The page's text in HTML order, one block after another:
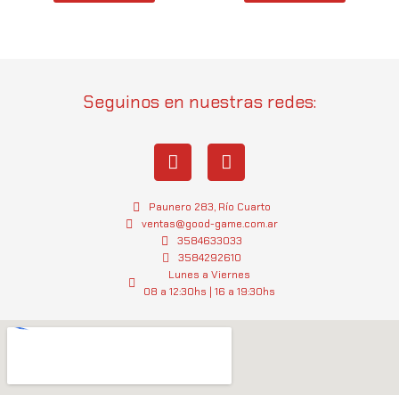
Seguinos en nuestras redes:
I
n
t
a
g
r
a
m
W
h
t
s
a
p
p
Paunero 283, Río Cuarto
ventas@good-game.com.ar
3584633033
3584292610
Lunes a Viernes
08 a 12:30hs | 16 a 19:30hs